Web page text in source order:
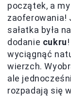
początek, a
zaoferowania!
sałatka była
dodanie cukru
wyciągnąć
wierzch.
ale
rozpadają się